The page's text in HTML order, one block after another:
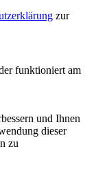
zur
funktioniert am
und Ihnen
dieser
zu